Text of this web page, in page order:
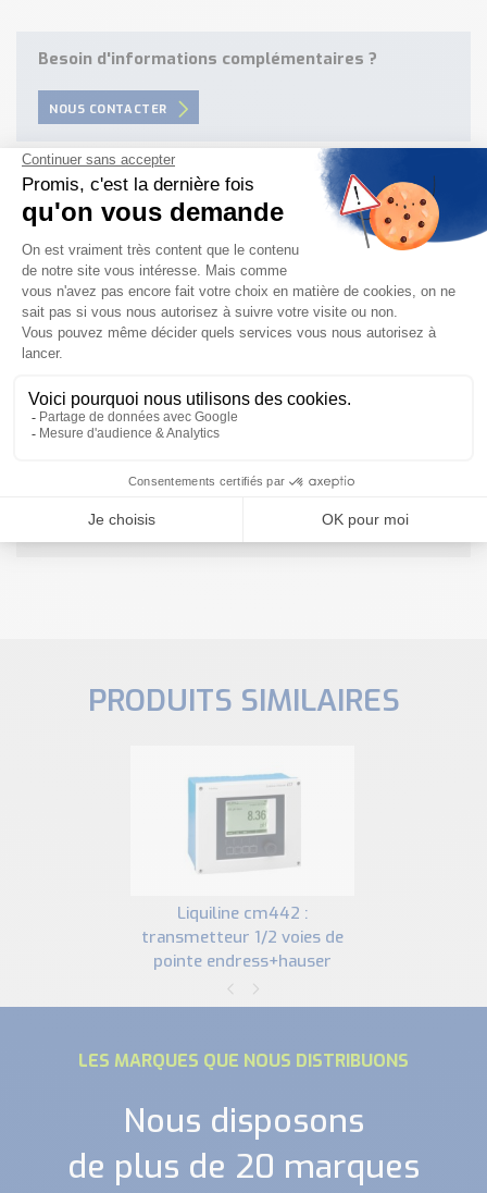
Besoin d'informations complémentaires ?
NOUS CONTACTER
produit ?
Nous sommes à votre disposition pour définir
PRODUITS SIMILAIRES
liquiline cm442 :
transmetteur 1/2 voies de
pointe endress+hauser
LES MARQUES QUE NOUS DISTRIBUONS
Nous disposons
de plus de 20 marques